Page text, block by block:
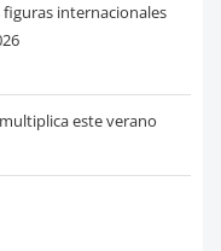
figuras internacionales
este verano